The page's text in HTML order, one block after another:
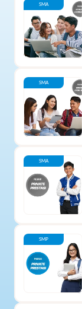
SMA
SMA
SMA
SMP